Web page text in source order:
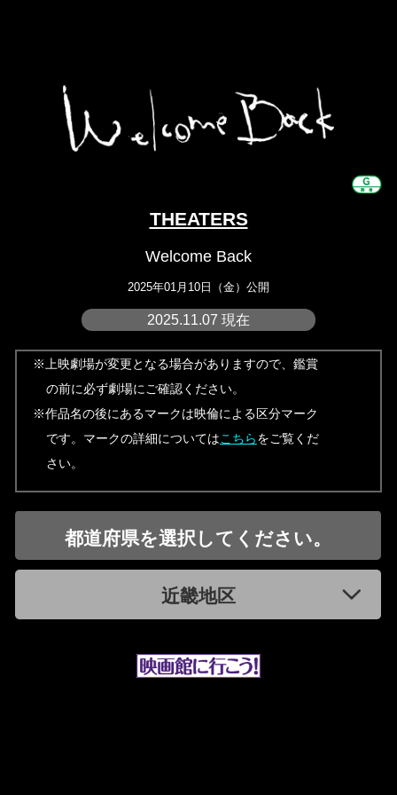
THEATERS
Welcome Back
2025年01月10日（金）公開
2025.11.07 現在
※上映劇場が変更となる場合がありますので、鑑賞
の前に必ず劇場にご確認ください。
※作品名の後にあるマークは映倫による区分マーク
です。マークの詳細についてはこちらをご覧くだ
さい。
都道府県を選択してください。
近畿地区